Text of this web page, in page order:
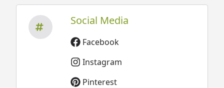
Social Media
Facebook
Instagram
Pinterest